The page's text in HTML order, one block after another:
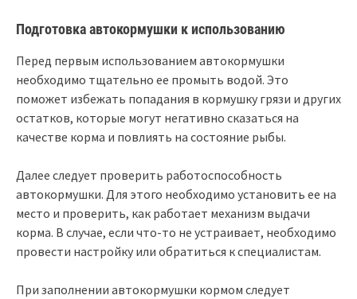
Подготовка автокормушки к использованию
Перед первым использованием автокормушки
необходимо тщательно ее промыть водой. Это
поможет избежать попадания в кормушку грязи и других
остатков, которые могут негативно сказаться на
качестве корма и повлиять на состояние рыбы.
Далее следует проверить работоспособность
автокормушки. Для этого необходимо установить ее на
место и проверить, как работает механизм выдачи
корма. В случае, если что-то не устраивает, необходимо
провести настройку или обратиться к специалистам.
При заполнении автокормушки кормом следует